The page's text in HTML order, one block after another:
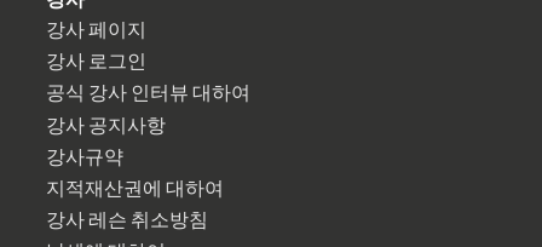
강사 페이지
강사 로그인
공식 강사 인터뷰 대하여
강사 공지사항
강사규약
지적재산권에 대하여
강사 레슨 취소방침